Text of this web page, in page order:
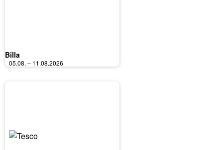
Billa
05.08. – 11.08.2026